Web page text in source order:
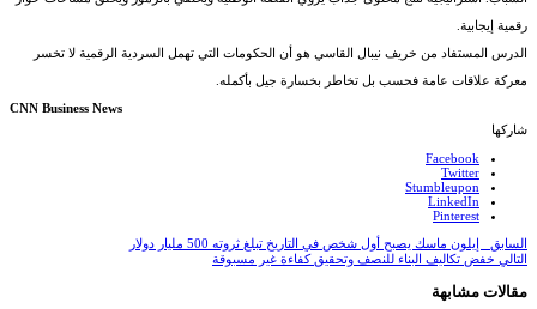
رقمية إيجابية.
الدرس المستفاد من خريف نيبال القاسي هو أن الحكومات التي تهمل السردية الرقمية لا تخسر
معركة علاقات عامة فحسب بل تخاطر بخسارة جيل بأكمله.
CNN Business News
شاركها
Facebook
Twitter
Stumbleupon
LinkedIn
Pinterest
السابق إيلون ماسك يصبح أول شخص في التاريخ تبلغ ثروته 500 مليار دولار
التالي خفض تكاليف البناء للنصف وتحقيق كفاءة غير مسبوقة
مقالات مشابهة